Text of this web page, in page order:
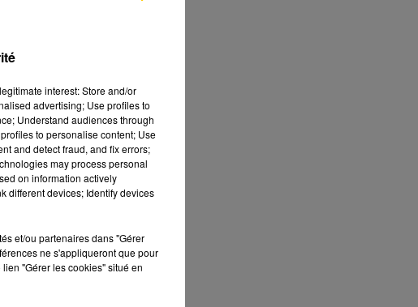
interest: Store and/or
advertising; Use profiles to
Understand audiences through
to personalise content; Use
and detect fraud, and fix errors;
may process personal
on information actively
different devices; Identify devices
et/ou partenaires dans "Gérer
ne s'appliqueront que pour
"Gérer les cookies" situé en